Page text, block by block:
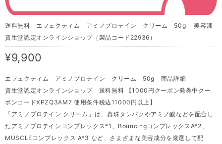
送料無料 エフェクティム アミノプロテイン クリーム 50g 美容液
資生堂認定オンラインショップ（製品コード22936）
¥9,900
エフェクティム アミノプロテイン クリーム 50g 商品詳細
資生堂認定オンラインショップ 送料無料 【1000円クーポン発券中クー
ポンコードXPZQ3AM7 使用条件税込11000円以上】
「アミノプロテイン クリーム」は、真珠タンパクやアミノ酸などを配合し
たアミノプロテインコンプレックス*1、BouncingコンプレックスA*2、
MUSCLEコンプレックス A*3 など、さまざまな美容成分を厳選して配